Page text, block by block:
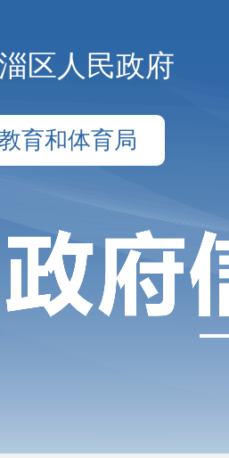
区人民政府
育和体育局